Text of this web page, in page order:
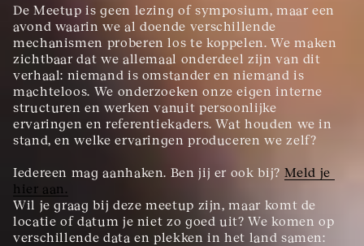
De Meetup is geen lezing of symposium, maar een
avond waarin we al doende verschillende
mechanismen proberen los te koppelen. We maken
zichtbaar dat we allemaal onderdeel zijn van dit
verhaal: niemand is omstander en niemand is
machteloos. We onderzoeken onze eigen interne
structuren en werken vanuit persoonlijke
ervaringen en referentiekaders. Wat houden we in
stand, en welke ervaringen produceren we zelf?
Iedereen mag aanhaken. Ben jij er ook bij? Meld je
hier aan.
Wil je graag bij deze meetup zijn, maar komt de
locatie of datum je niet zo goed uit? We komen op
verschillende data en plekken in het land samen: